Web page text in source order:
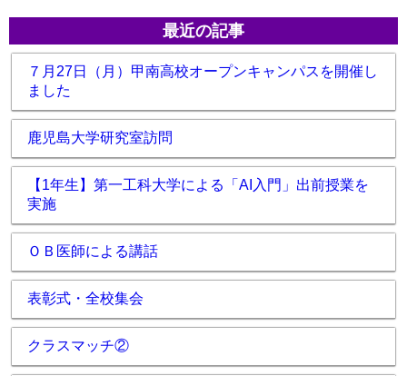
最近の記事
７月27日（月）甲南高校オープンキャンパスを開催し
ました
鹿児島大学研究室訪問
【1年生】第一工科大学による「AI入門」出前授業を
実施
ＯＢ医師による講話
表彰式・全校集会
クラスマッチ②